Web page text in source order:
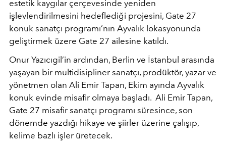
estetik kaygılar çerçevesinde yeniden
işlevlendirilmesini hedeflediği projesini, Gate 27
konuk sanatçı programı’nın Ayvalık lokasyonunda
geliştirmek üzere Gate 27 ailesine katıldı.
Onur Yazıcıgil’in ardından, Berlin ve İstanbul arasında
yaşayan bir multidisipliner sanatçı, prodüktör, yazar ve
yönetmen olan Ali Emir Tapan, Ekim ayında Ayvalık
konuk evinde misafir olmaya başladı. Ali Emir Tapan,
Gate 27 misafir sanatçı programı süresince, son
dönemde yazdığı hikaye ve şiirler üzerine çalışıp,
kelime bazlı işler üretecek.